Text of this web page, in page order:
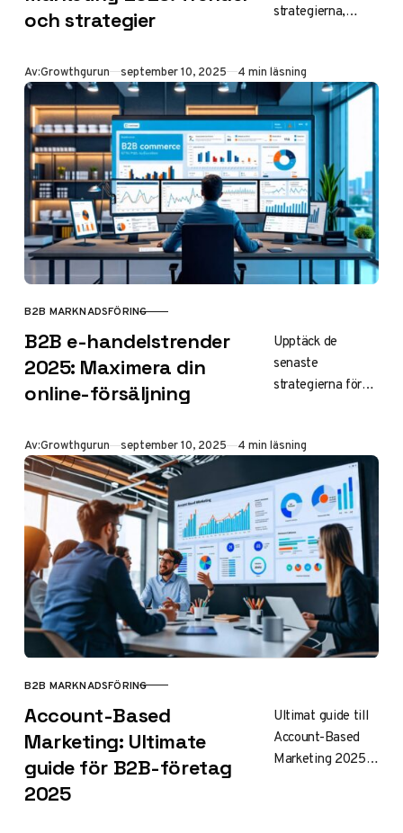
och strategier
strategierna,
B2B influencer
marketing 2025.
Lär dig
implementera
framgångsrika
samarbeten med
branschexperter
för ökad
trovärdighet och
Av:Growthgurun Publicerad
september 10, 2025 4 min läsning
KATEGORI
B2B MARKNADSFÖRING
B2B e-handelstrender
2025: Maximera din
online-försäljning
Upptäck de
senaste
strategierna för
din online-
försäljning med
AI-
personalisering,
optimerade
plattformar och
effektiv
prissättning.
Maximera din
digitala tillväxt.
Av:Growthgurun Publicerad
september 10, 2025 4 min läsning
KATEGORI
B2B MARKNADSFÖRING
Account-Based
Marketing: Ultimate
guide för B2B-företag
2025
Ultimat guide till
Account-Based
Marketing 2025